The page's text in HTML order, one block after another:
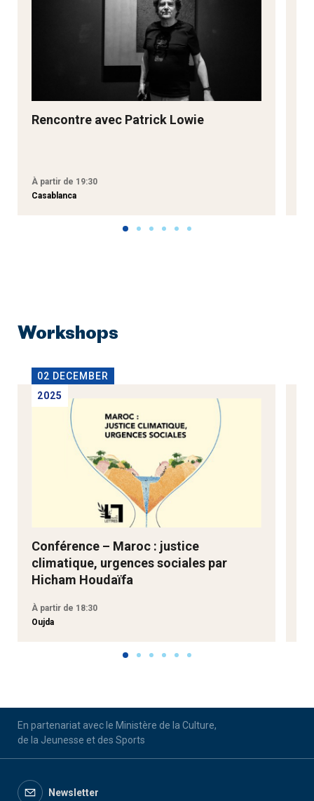
Rencontre avec Patrick Lowie
À partir de 19:30
Casablanca
Workshops
02 DECEMBER
2025
Conférence – Maroc : justice
climatique, urgences sociales par
Hicham Houdaïfa
À partir de 18:30
Oujda
En partenariat avec le Ministère de la Culture,
de la Jeunesse et des Sports
Newsletter